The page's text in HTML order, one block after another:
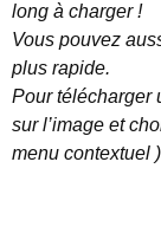
long à charger !
Vous pouvez
plus rapide.
Pour télécharger
sur l’image et
menu contextuel )